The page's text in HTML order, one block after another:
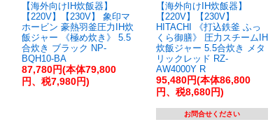
【海外向けIH炊飯器】
【220V】【230V】 象印マ
ホービン 豪熱羽釜圧力IH炊
飯ジャー 《極め炊き》 5.5
合炊き ブラック NP-
BQH10-BA
87,780円(本体79,800
円、税7,980円)
【海外向けIH炊飯器】
【220V】【230V】
HITACHI 《打込鉄釜 ふっ
くら御膳》 圧力スチームIH
炊飯ジャー 5.5合炊き メタ
リックレッド RZ-
AW4000Y R
95,480円(本体86,800
円、税8,680円)
お問合せください